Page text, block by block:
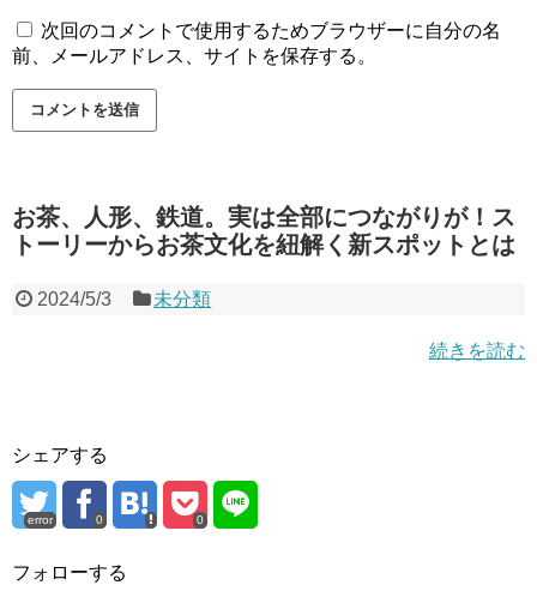
次回のコメントで使用するためブラウザーに自分の名
前、メールアドレス、サイトを保存する。
お茶、人形、鉄道。実は全部につながりが！ス
トーリーからお茶文化を紐解く新スポットとは
2024/5/3 未分類
続きを読む
シェアする
error 0 0
フォローする